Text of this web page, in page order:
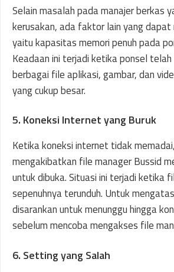
Selain masalah pada manajer berkas
kerusakan, ada faktor lain yang dapat
yaitu kapasitas memori penuh pada
Keadaan ini terjadi ketika ponsel telah
berbagai file aplikasi, gambar, dan
yang cukup besar.
5. Koneksi Internet yang Buruk
Ketika koneksi internet tidak
mengakibatkan file manager Bussid
untuk dibuka. Situasi ini terjadi ketika
sepenuhnya terunduh. Untuk
disarankan untuk menunggu hingga
sebelum mencoba mengakses file
6. Setting yang Salah